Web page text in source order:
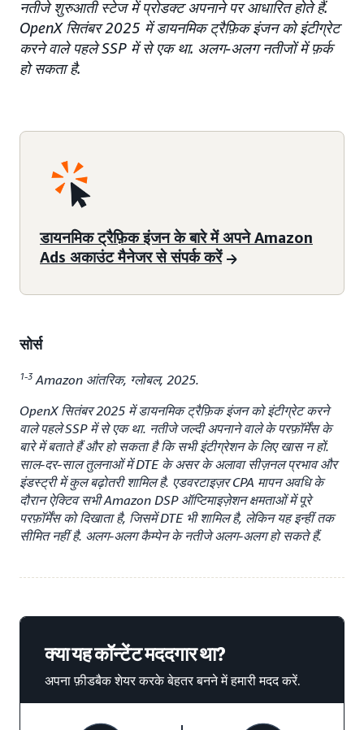
नतीजे शुरुआती स्टेज में प्रोडक्ट अपनाने पर आधारित होते हैं.
OpenX सितंबर 2025 में डायनमिक ट्रैफ़िक इंजन को इंटीग्रेट
करने वाले पहले SSP में से एक था. अलग-अलग नतीजों में फ़र्क
हो सकता है.
डायनमिक ट्रैफ़िक इंजन के बारे में अपने Amazon
Ads अकाउंट मैनेजर से संपर्क करें
सोर्स
1-3 Amazon आंतरिक, ग्लोबल, 2025.
OpenX सितंबर 2025 में डायनमिक ट्रैफ़िक इंजन को इंटीग्रेट करने
वाले पहले SSP में से एक था. नतीजे जल्दी अपनाने वाले के परफ़ॉर्मेंस के
बारे में बताते हैं और हो सकता है कि सभी इंटीग्रेशन के लिए खास न हों.
साल-दर-साल तुलनाओं में DTE के असर के अलावा सीज़नल प्रभाव और
इंडस्ट्री में कुल बढ़ोतरी शामिल है. एडवरटाइज़र CPA मापन अवधि के
दौरान ऐक्टिव सभी Amazon DSP ऑप्टिमाइज़ेशन क्षमताओं में पूरे
परफ़ॉर्मेंस को दिखाता है, जिसमें DTE भी शामिल है, लेकिन यह इन्हीं तक
सीमित नहीं है. अलग-अलग कैम्पेन के नतीजे अलग-अलग हो सकते हैं.
क्या यह कॉन्टेंट मददगार था?
अपना फ़ीडबैक शेयर करके बेहतर बनने में हमारी मदद करें.